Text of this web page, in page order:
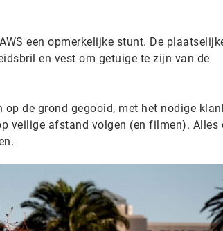
een opmerkelijke stunt. De
en vest om getuige te zijn van de
de grond gegooid, met het nodige
veilige afstand volgen (en filmen). Alles